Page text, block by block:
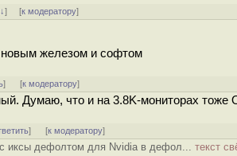
↓] [к модератору]
новым железом и софтом
] [к модератору]
Думаю, что и на 3.8K-мониторах тоже
] [к модератору]
иксы дефолтом для Nvidia в дефол... текст